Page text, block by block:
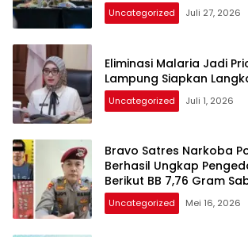
Uncategorized Juli 27, 2026
Eliminasi Malaria Jadi
Lampung Siapkan
Uncategorized Juli 1, 2026
Bravo Satres Narkoba
Berhasil Ungkap
Berikut BB 7,76 Gram
Uncategorized Mei 16, 2026